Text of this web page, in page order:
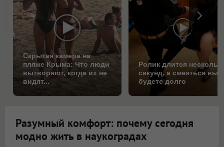
Скрытая камера на
пляже Крыма: Что люди
вытворяют, когда их не
видят...
Ролик длится
секунд, а смеяться вы
будете долго
Разумный комфорт: почему сегодня
модно жить в наукоградах